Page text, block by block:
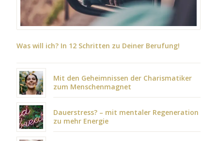
Was will ich? In 12 Schritten zu Deiner Berufung!
Mit den Geheimnissen der Charismatiker
zum Menschenmagnet
Dauerstress? – mit mentaler Regeneration
zu mehr Energie